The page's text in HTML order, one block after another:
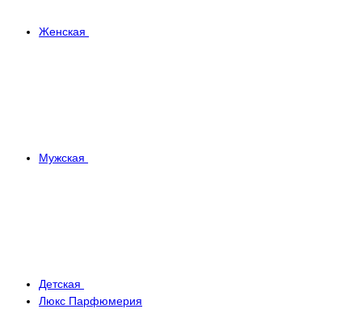
Женская
Мужская
Детская
Люкс Парфюмерия